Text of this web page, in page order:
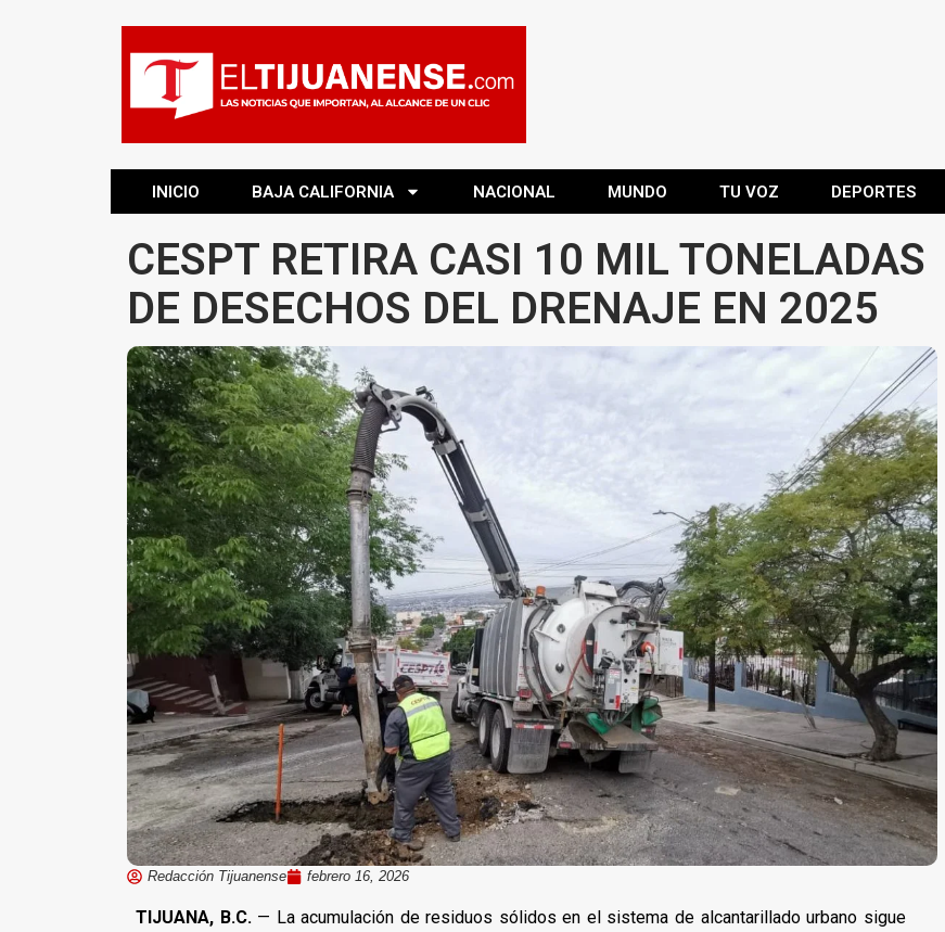
INICIO BAJA CALIFORNIA NACIONAL MUNDO TU VOZ DEPORTES
CESPT RETIRA CASI 10 MIL TONELADAS
DE DESECHOS DEL DRENAJE EN 2025
Redacción Tijuanense febrero 16, 2026
TIJUANA, B.C.— La acumulación de residuos sólidos en el sistema de alcantarillado urbano sigue